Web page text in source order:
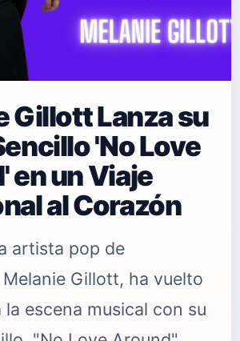
Gillott Lanza su
'No Love
en un Viaje
al Corazón
artista pop de
Gillott, ha vuelto
la escena musical con su